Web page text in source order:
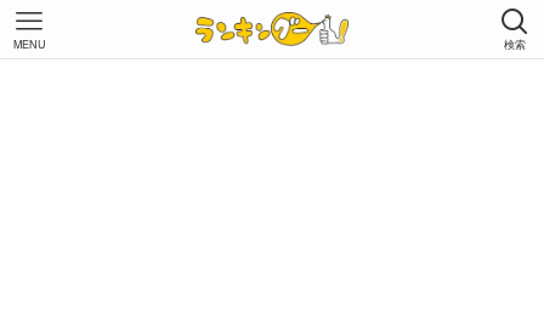
検索
MENU